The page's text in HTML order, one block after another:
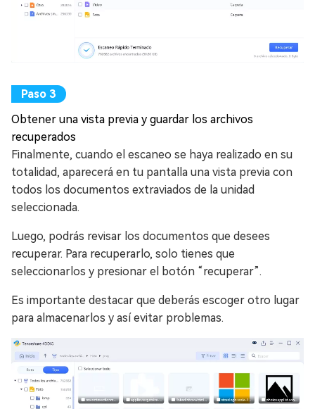
Obtener una vista previa y guardar los archivos
recuperados
Finalmente, cuando el escaneo se haya realizado en su
totalidad, aparecerá en tu pantalla una vista previa con
todos los documentos extraviados de la unidad
seleccionada.
Luego, podrás revisar los documentos que desees
recuperar. Para recuperarlo, solo tienes que
seleccionarlos y presionar el botón “recuperar”.
Es importante destacar que deberás escoger otro lugar
para almacenarlos y así evitar problemas.